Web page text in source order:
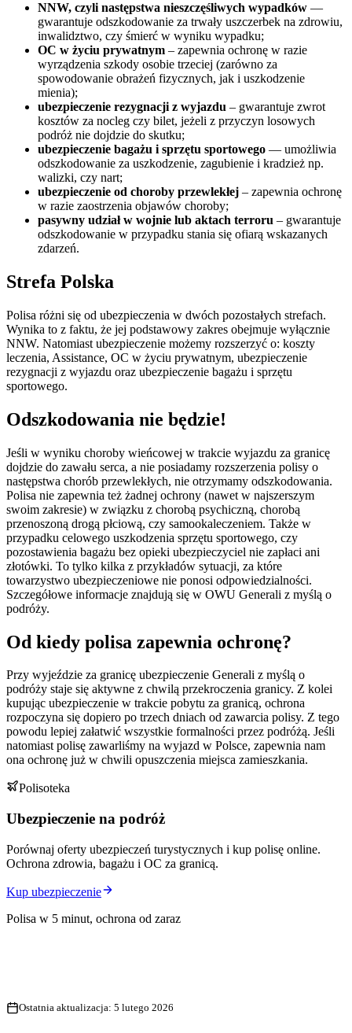
NNW, czyli następstwa nieszczęśliwych wypadków —
gwarantuje odszkodowanie za trwały uszczerbek na zdrowiu,
inwalidztwo, czy śmierć w wyniku wypadku;
OC w życiu prywatnym – zapewnia ochronę w razie
wyrządzenia szkody osobie trzeciej (zarówno za
spowodowanie obrażeń fizycznych, jak i uszkodzenie
mienia);
ubezpieczenie rezygnacji z wyjazdu – gwarantuje zwrot
kosztów za nocleg czy bilet, jeżeli z przyczyn losowych
podróż nie dojdzie do skutku;
ubezpieczenie bagażu i sprzętu sportowego — umożliwia
odszkodowanie za uszkodzenie, zagubienie i kradzież np.
walizki, czy nart;
ubezpieczenie od choroby przewlekłej – zapewnia ochronę
w razie zaostrzenia objawów choroby;
pasywny udział w wojnie lub aktach terroru – gwarantuje
odszkodowanie w przypadku stania się ofiarą wskazanych
zdarzeń.
Strefa Polska
Polisa różni się od ubezpieczenia w dwóch pozostałych strefach.
Wynika to z faktu, że jej podstawowy zakres obejmuje wyłącznie
NNW. Natomiast ubezpieczenie możemy rozszerzyć o: koszty
leczenia, Assistance, OC w życiu prywatnym, ubezpieczenie
rezygnacji z wyjazdu oraz ubezpieczenie bagażu i sprzętu
sportowego.
Odszkodowania nie będzie!
Jeśli w wyniku choroby wieńcowej w trakcie wyjazdu za granicę
dojdzie do zawału serca, a nie posiadamy rozszerzenia polisy o
następstwa chorób przewlekłych, nie otrzymamy odszkodowania.
Polisa nie zapewnia też żadnej ochrony (nawet w najszerszym
swoim zakresie) w związku z chorobą psychiczną, chorobą
przenoszoną drogą płciową, czy samookaleczeniem. Także w
przypadku celowego uszkodzenia sprzętu sportowego, czy
pozostawienia bagażu bez opieki ubezpieczyciel nie zapłaci ani
złotówki. To tylko kilka z przykładów sytuacji, za które
towarzystwo ubezpieczeniowe nie ponosi odpowiedzialności.
Szczegółowe informacje znajdują się w OWU Generali z myślą o
podróży.
Od kiedy polisa zapewnia ochronę?
Przy wyjeździe za granicę ubezpieczenie Generali z myślą o
podróży staje się aktywne z chwilą przekroczenia granicy. Z kolei
kupując ubezpieczenie w trakcie pobytu za granicą, ochrona
rozpoczyna się dopiero po trzech dniach od zawarcia polisy. Z tego
powodu lepiej załatwić wszystkie formalności przez podróżą. Jeśli
natomiast polisę zawarliśmy na wyjazd w Polsce, zapewnia nam
ona ochronę już w chwili opuszczenia miejsca zamieszkania.
Polisoteka
Ubezpieczenie na podróż
Porównaj oferty ubezpieczeń turystycznych i kup polisę online.
Ochrona zdrowia, bagażu i OC za granicą.
Kup ubezpieczenie
Polisa w 5 minut, ochrona od zaraz
Ostatnia aktualizacja: 5 lutego 2026